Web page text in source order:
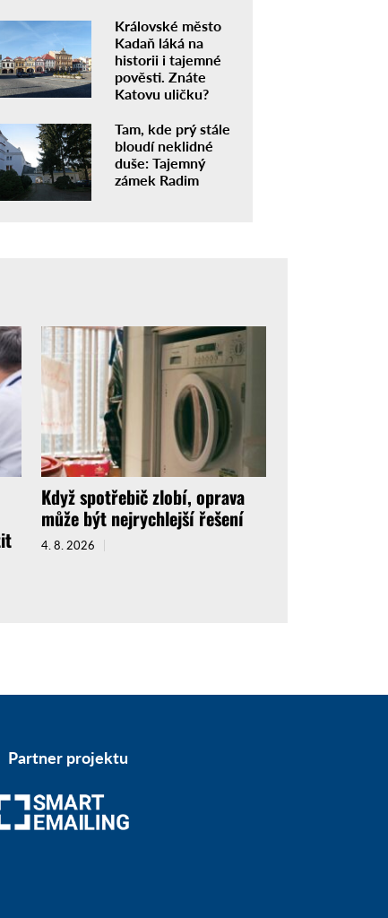
Královské město
Kadaň láká na
historii i tajemné
pověsti. Znáte
Katovu uličku?
Tam, kde prý stále
bloudí neklidné
duše: Tajemný
zámek Radim
Když spotřebič zlobí, oprava
může být nejrychlejší řešení
4. 8. 2026
Partner projektu